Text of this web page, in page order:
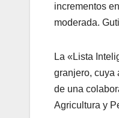
incrementos
moderada.
La «Lista
granjero, cuya
de una
Agricultura y